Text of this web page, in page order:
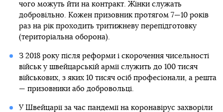
чого можуть йти на контракт. Жінки служать
добровільно. Кожен призовник протягом 7—10 років
раз на рік проходить тритижневу перепідготовку
(територіальна оборона).
З 2018 року після реформи і скорочення чисельності
військ у швейцарській армії служить до 100 тисяч
військових, з яких 10 тисяч осіб професіонали, а решта
— призовники або добровольці.
У Швейцарії за час пандемії на коронавірус захворіли